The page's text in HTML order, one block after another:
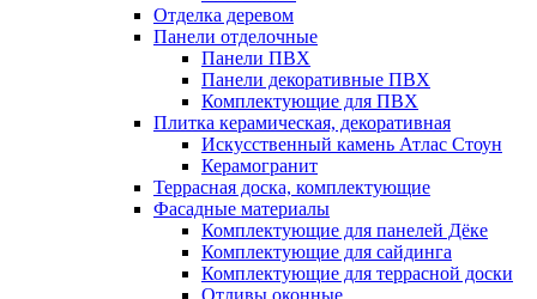
Отделка деревом
Панели отделочные
Панели ПВХ
Панели декоративные ПВХ
Комплектующие для ПВХ
Плитка керамическая, декоративная
Искусственный камень Атлас Стоун
Керамогранит
Террасная доска, комплектующие
Фасадные материалы
Комплектующие для панелей Дёке
Комплектующие для сайдинга
Комплектующие для террасной доски
Отливы оконные